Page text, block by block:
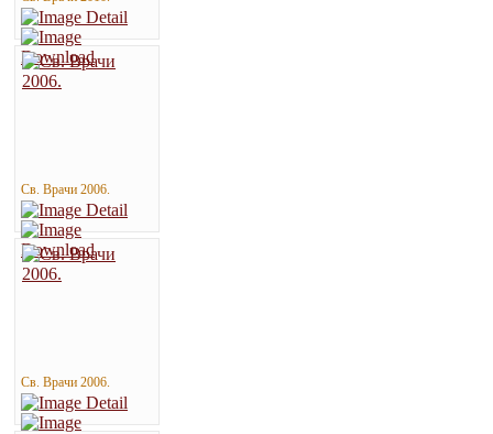
Св. Врачи 2006.
Св. Врачи 2006.